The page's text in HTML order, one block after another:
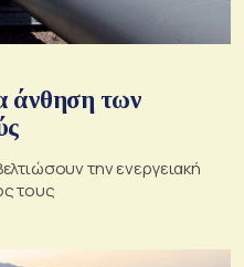
άνθηση των
την ενεργειακή
τους